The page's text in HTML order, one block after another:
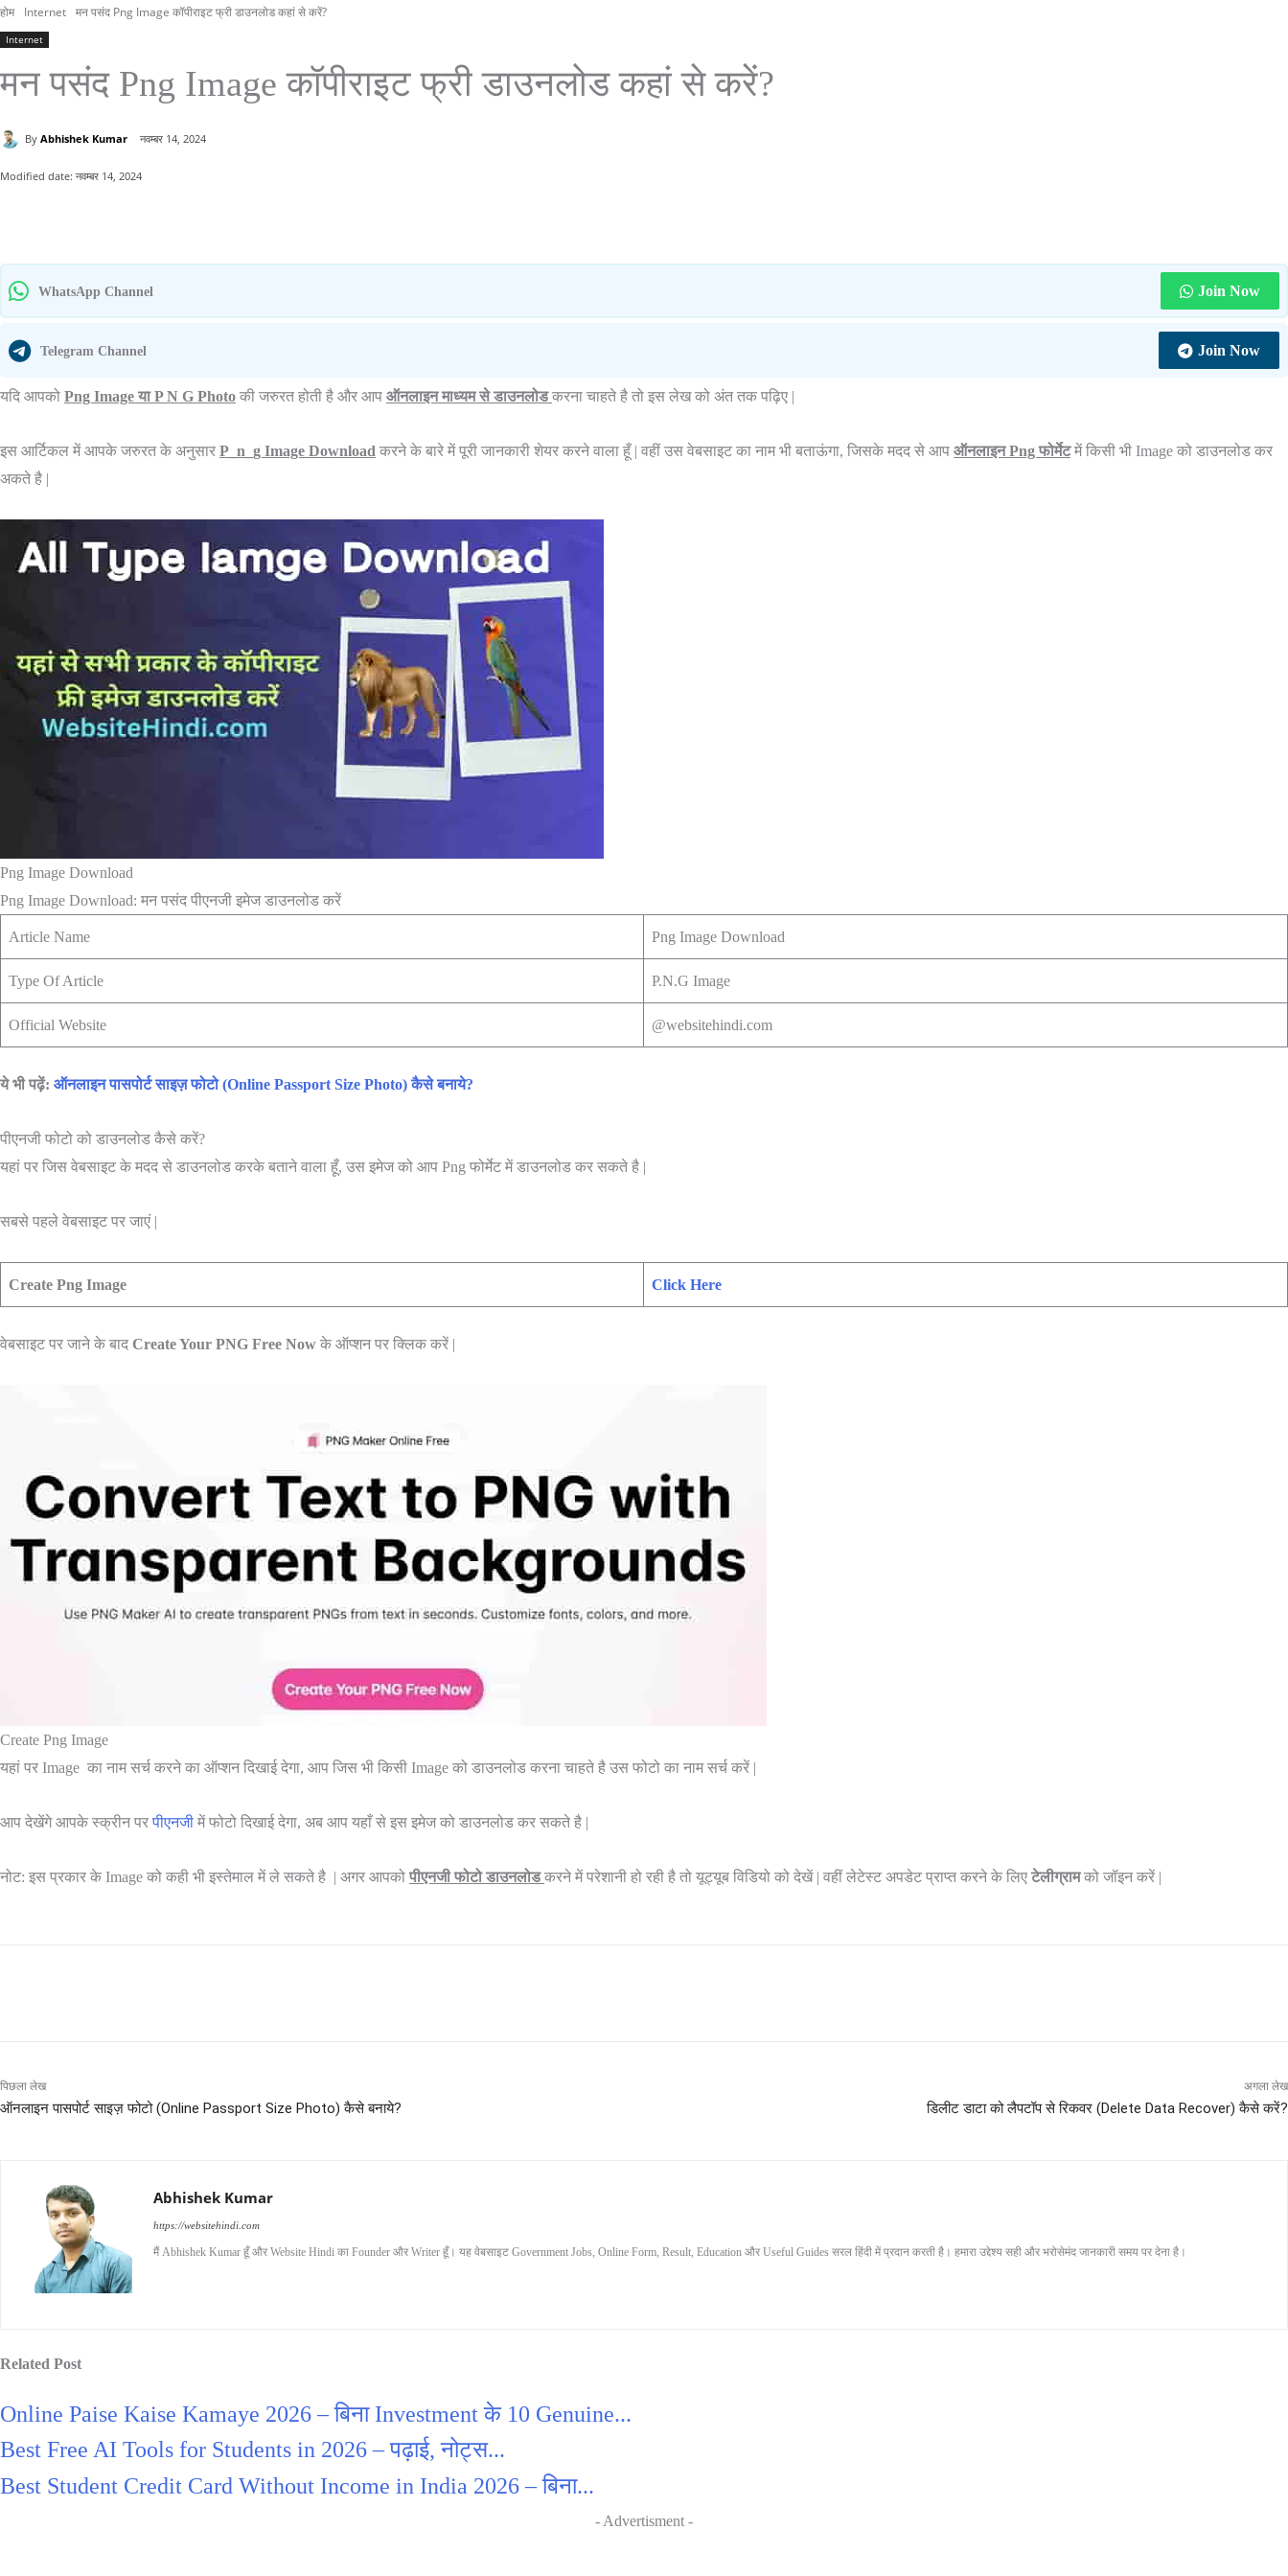
होम Internet मन पसंद Png Image कॉपीराइट फ्री डाउनलोड कहां से करें?
Internet
मन पसंद Png Image कॉपीराइट फ्री डाउनलोड कहां से करें?
By Abhishek Kumar नवम्बर 14, 2024
Modified date: नवम्बर 14, 2024
WhatsApp Channel Join Now
Telegram Channel Join Now
यदि आपको Png Image या P N G Photo की जरुरत होती है और आप ऑनलाइन माध्यम से डाउनलोडकरना चाहते है तो इस लेख को अंत तक पढ़िए |
इस आर्टिकल में आपके जरुरत के अनुसार P_n_g Image Download करने के बारे में पूरी जानकारी शेयर करने वाला हूँ | वहीं उस वेबसाइट का नाम भी बताऊंगा, जिसके मदद से आप ऑनलाइन Png फोर्मेटमें किसी भी Image को डाउनलोड कर
अकते है |
Png Image Download
Png Image Download: मन पसंद पीएनजी इमेज डाउनलोड करें
Article Name Png Image Download
Type Of Article P.N.G Image
Official Website @websitehindi.com
ये भी पढ़ें: ऑनलाइन पासपोर्ट साइज़ फोटो (Online Passport Size Photo) कैसे बनाये?
पीएनजी फोटो को डाउनलोड कैसे करें?
यहां पर जिस वेबसाइट के मदद से डाउनलोड करके बताने वाला हूँ, उस इमेज को आप Png फोर्मेट में डाउनलोड कर सकते है |
सबसे पहले वेबसाइट पर जाएं |
Create Png Image Click Here
वेबसाइट पर जाने के बाद Create Your PNG Free Now के ऑप्शन पर क्लिक करें |
Create Png Image
यहां पर Image का नाम सर्च करने का ऑप्शन दिखाई देगा, आप जिस भी किसी Image को डाउनलोड करना चाहते है उस फोटो का नाम सर्च करें |
आप देखेंगे आपके स्क्रीन परपीएनजी में फोटो दिखाई देगा, अब आप यहाँ से इस इमेज को डाउनलोड कर सकते है |
नोट: इस प्रकार के Image को कही भी इस्तेमाल में ले सकते है | अगर आपको पीएनजी फोटो डाउनलोडकरने में परेशानी हो रही है तो यूट्यूब विडियो को देखें | वहीं लेटेस्ट अपडेट प्राप्त करने के लिए टेलीग्रामको जॉइन करें |
पिछला लेख
ऑनलाइन पासपोर्ट साइज़ फोटो (Online Passport Size Photo) कैसे बनाये?
अगला लेख
डिलीट डाटा को लैपटॉप से रिकवर (Delete Data Recover) कैसे करें?
Abhishek Kumar
https://websitehindi.com
मैं Abhishek Kumar हूँ और Website Hindi का Founder और Writer हूँ। यह वेबसाइट Government Jobs, Online Form, Result, Education और Useful Guides सरल हिंदी में प्रदान करती है। हमारा उद्देश्य सही और भरोसेमंद जानकारी समय पर देना है।
Related Post
Online Paise Kaise Kamaye 2026 – बिना Investment के 10 Genuine...
Best Free AI Tools for Students in 2026 – पढ़ाई, नोट्स...
Best Student Credit Card Without Income in India 2026 – बिना...
- Advertisment -